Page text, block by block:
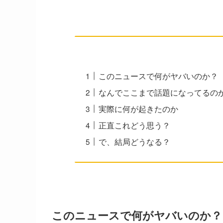
このニュースで何がヤバいのか？
なんでここまで話題になってるの
実際に何が起きたのか
正直これどう思う？
で、結局どうなる？
このニュースで何がヤバいのか？